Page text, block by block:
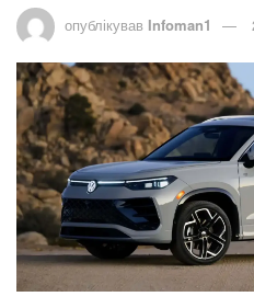
опублікував Infoman1